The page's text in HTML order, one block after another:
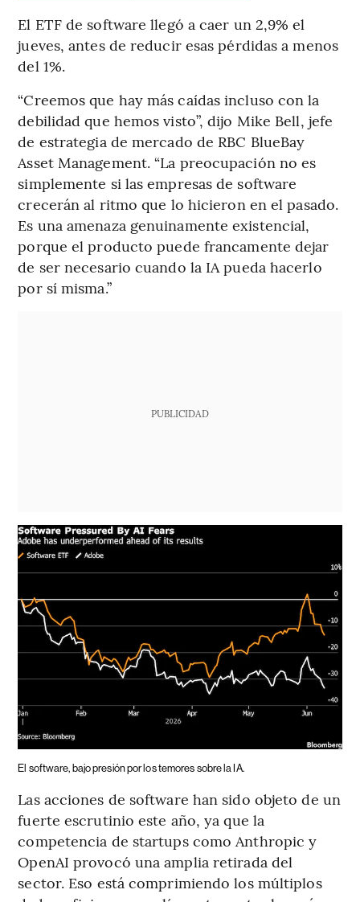
El ETF de software llegó a caer un 2,9% el
jueves, antes de reducir esas pérdidas a menos
del 1%.
“Creemos que hay más caídas incluso con la
debilidad que hemos visto”, dijo Mike Bell, jefe
de estrategia de mercado de RBC BlueBay
Asset Management. “La preocupación no es
simplemente si las empresas de software
crecerán al ritmo que lo hicieron en el pasado.
Es una amenaza genuinamente existencial,
porque el producto puede francamente dejar
de ser necesario cuando la IA pueda hacerlo
por sí misma.”
PUBLICIDAD
El software, bajo presión por los temores sobre la IA.
Las acciones de software han sido objeto de un
fuerte escrutinio este año, ya que la
competencia de startups como Anthropic y
OpenAI provocó una amplia retirada del
sector. Eso está comprimiendo los múltiplos